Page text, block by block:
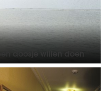
doosje willen doen